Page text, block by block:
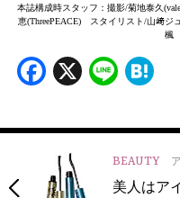
本誌構成時スタッフ：撮影/菊地泰久
恵(ThreePEACE) スタイリスト/山﨑ジ
楓
Facebook
X Line
BEAUTY
美人はア